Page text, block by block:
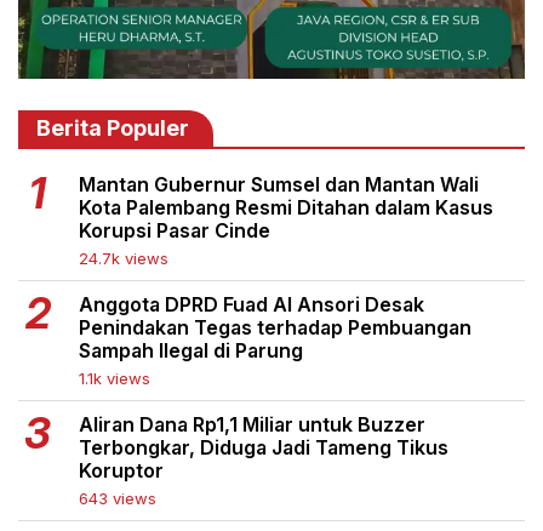
Berita Populer
Mantan Gubernur Sumsel dan Mantan Wali
Kota Palembang Resmi Ditahan dalam Kasus
Korupsi Pasar Cinde
24.7k views
Anggota DPRD Fuad Al Ansori Desak
Penindakan Tegas terhadap Pembuangan
Sampah Ilegal di Parung
1.1k views
Aliran Dana Rp1,1 Miliar untuk Buzzer
Terbongkar, Diduga Jadi Tameng Tikus
Koruptor
643 views